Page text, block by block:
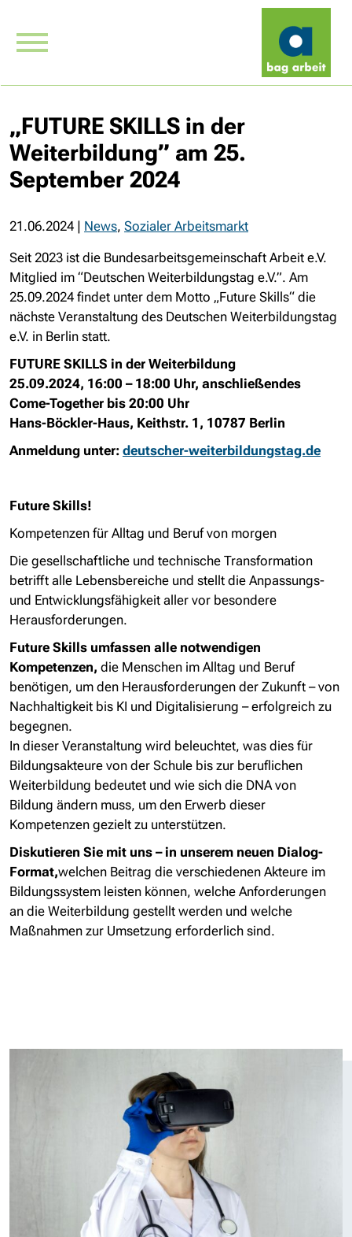
„FUTURE SKILLS in der
Weiterbildung” am 25.
September 2024
21.06.2024 | News, Sozialer Arbeitsmarkt
Seit 2023 ist die Bundesarbeitsgemeinschaft Arbeit e.V.
Mitglied im “Deutschen Weiterbildungstag e.V.”. Am
25.09.2024 findet unter dem Motto „Future Skills“ die
nächste Veranstaltung des Deutschen Weiterbildungstag
e.V. in Berlin statt.
FUTURE SKILLS in der Weiterbildung
25.09.2024, 16:00 – 18:00 Uhr, anschließendes
Come-Together bis 20:00 Uhr
Hans-Böckler-Haus, Keithstr. 1, 10787 Berlin
Anmeldung unter: deutscher-weiterbildungstag.de
Future Skills!
Kompetenzen für Alltag und Beruf von morgen
Die gesellschaftliche und technische Transformation
betrifft alle Lebensbereiche und stellt die Anpassungs-
und Entwicklungsfähigkeit aller vor besondere
Herausforderungen.
Future Skills umfassen alle notwendigen
Kompetenzen, die Menschen im Alltag und Beruf
benötigen, um den Herausforderungen der Zukunft – von
Nachhaltigkeit bis KI und Digitalisierung – erfolgreich zu
begegnen.
In dieser Veranstaltung wird beleuchtet, was dies für
Bildungsakteure von der Schule bis zur beruflichen
Weiterbildung bedeutet und wie sich die DNA von
Bildung ändern muss, um den Erwerb dieser
Kompetenzen gezielt zu unterstützen.
Diskutieren Sie mit uns – in unserem neuen Dialog-
Format,welchen Beitrag die verschiedenen Akteure im
Bildungssystem leisten können, welche Anforderungen
an die Weiterbildung gestellt werden und welche
Maßnahmen zur Umsetzung erforderlich sind.